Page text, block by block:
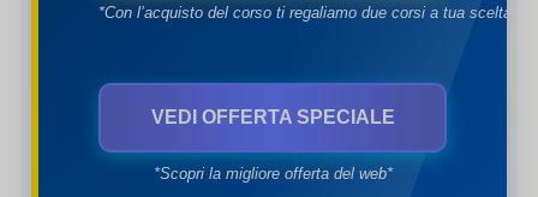
*Con l’acquisto del corso ti regaliamo due corsi a tua scelta*
VEDI OFFERTA SPECIALE
*Scopri la migliore offerta del web*